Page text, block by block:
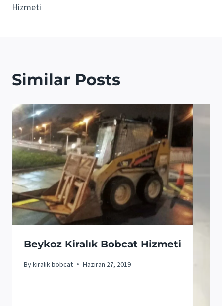
Hizmeti
Similar Posts
Beykoz Kiralık Bobcat Hizmeti
Bykiralik bobcat Haziran 27, 2019